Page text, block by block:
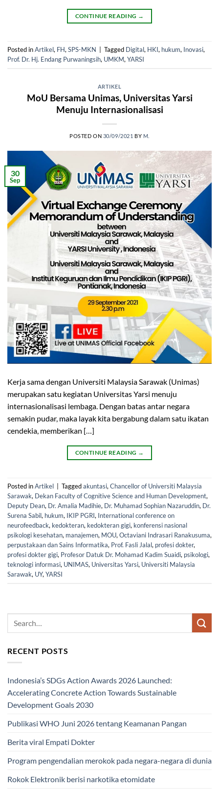
CONTINUE READING →
Posted inArtikel, FH,SPS-MKN Tagged Digital, HKI, hukum, Inovasi,
Prof. Dr. Hj. Endang Purwaningsih, UMKM,YARSI
ARTIKEL
MoU Bersama Unimas, Universitas Yarsi
Menuju Internasionalisasi
POSTED ON 30/09/2021 BY M.
30
Sep
Kerja sama dengan Universiti Malaysia Sarawak (Unimas)
merupakan satu kegiatan Universitas Yarsi menuju
internasionalisasi lembaga. Dengan batas antar negara
semakin pudar, maka layak kita bergabung dalam satu ikatan
cendekia, memberikan […]
CONTINUE READING →
Posted inArtikel Taggedakuntasi, Chancellor of Universiti Malaysia
Sarawak, Dekan Faculty of Cognitive Science and Human Development,
Deputy Dean, Dr. Amalia Madihie, Dr. Muhamad Sophian Nazaruddin, Dr.
Surena Sabil, hukum, IKIP PGRI, International conference on
neurofeedback, kedokteran, kedokteran gigi, konferensi nasional
psikologi kesehatan, manajemen, MOU, Octaviani Indrasari Ranakusuma,
perpustakaan dan Sains Informatika, Prof. Fasli Jalal, profesi dokter,
profesi dokter gigi, Profesor Datuk Dr. Mohamad Kadim Suaidi, psikologi,
teknologi informasi, UNIMAS, Universitas Yarsi, Universiti Malaysia
Sarawak, UY, YARSI
RECENT POSTS
Indonesia’s SDGs Action Awards 2026 Launched:
Accelerating Concrete Action Towards Sustainable
Development Goals 2030
Publikasi WHO Juni 2026 tentang Keamanan Pangan
Berita viral Empati Dokter
Program pengendalian merokok pada negara-negara di dunia
Rokok Elektronik berisi narkotika etomidate